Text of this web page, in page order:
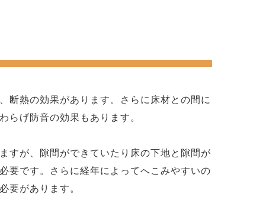
断熱の効果があります。さらに床材との間に
げ防音の効果もあります。
すが、隙間ができていたり床の下地と隙間が
要です。さらに経年によってへこみやすいの
要があります。